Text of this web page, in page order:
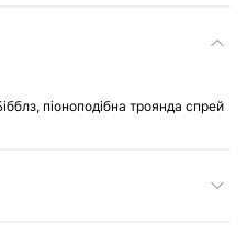
піоноподібна троянда спрей